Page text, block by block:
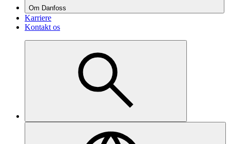
Om Danfoss
Karriere
Kontakt os